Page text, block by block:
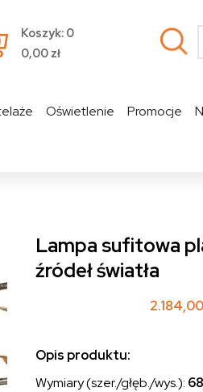
Koszyk: 0
0,00 zł
Oświetlenie Promocje
Lampa sufitowa
źródeł światła
2.184,00
Opis produktu:
Wymiary (szer./głęb./wys.):